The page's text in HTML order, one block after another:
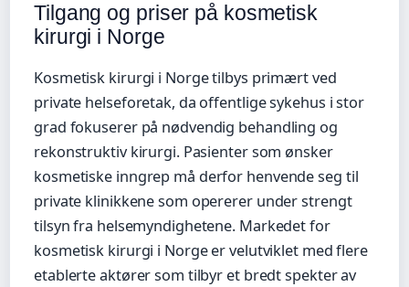
Tilgang og priser på kosmetisk
kirurgi i Norge
Kosmetisk kirurgi i Norge tilbys primært ved
private helseforetak, da offentlige sykehus i stor
grad fokuserer på nødvendig behandling og
rekonstruktiv kirurgi. Pasienter som ønsker
kosmetiske inngrep må derfor henvende seg til
private klinikkene som opererer under strengt
tilsyn fra helsemyndighetene. Markedet for
kosmetisk kirurgi i Norge er velutviklet med flere
etablerte aktører som tilbyr et bredt spekter av